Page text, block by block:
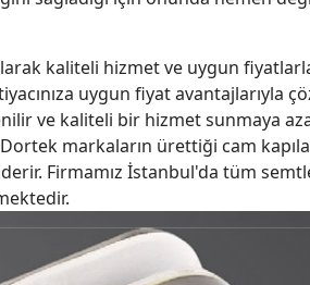
kaliteli hizmet ve uygun
uygun fiyat avantajlarıyla
ve kaliteli bir hizmet sunmaya
markaların ürettiği cam
Firmamız İstanbul'da tüm